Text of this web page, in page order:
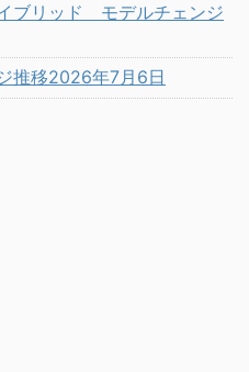
ブリッド モデルチェンジ
推移2026年7月6日